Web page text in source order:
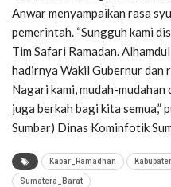
Anwar menyampaikan rasa
pemerintah. “Sungguh kami
Tim Safari Ramadan.
hadirnya Wakil Gubernur dan
Nagari kami, mudah-
juga berkah bagi kita semua,”
Sumbar) Dinas Kominfotik
Kabar_Ramadhan
Sumatera_Barat